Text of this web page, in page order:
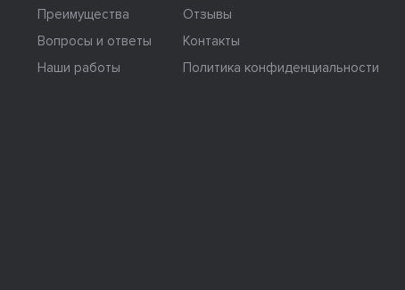
Преимущества
Вопросы и ответы
Наши работы
Отзывы
Контакты
Политика конфиденциальности